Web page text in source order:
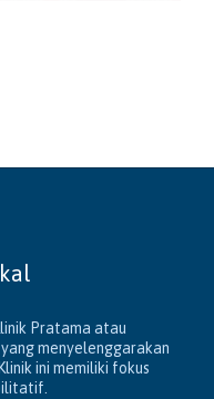
Pratama atau
menyelenggarakan
ini memiliki fokus